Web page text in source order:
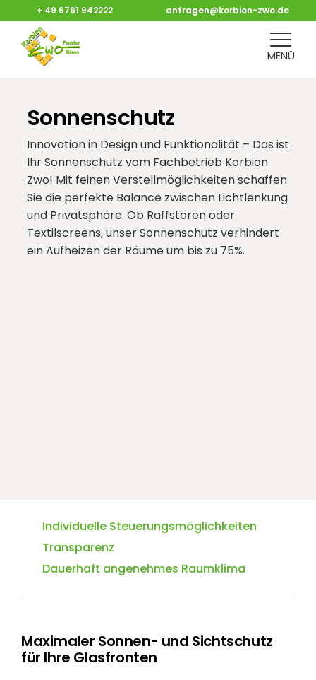
+ 49 6761 942222 anfragen@korbion-zwo.de
MENÜ
Sonnenschutz
Innovation in Design und Funktionalität – Das ist
Ihr Sonnenschutz vom Fachbetrieb Korbion
Zwo! Mit feinen Verstellmöglichkeiten schaffen
Sie die perfekte Balance zwischen Lichtlenkung
und Privatsphäre. Ob Raffstoren oder
Textilscreens, unser Sonnenschutz verhindert
ein Aufheizen der Räume um bis zu 75%.
Individuelle Steuerungsmöglichkeiten
Transparenz
Dauerhaft angenehmes Raumklima
Maximaler Sonnen- und Sichtschutz
für Ihre Glasfronten